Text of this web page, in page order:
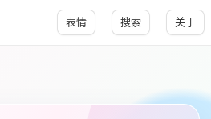
表情 搜索 关于